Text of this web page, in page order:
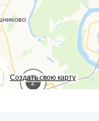
Создать свою карту
2